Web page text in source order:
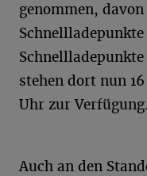
genommen,
stehen dort nun
Uhr zur Verfügung.
Auch an den